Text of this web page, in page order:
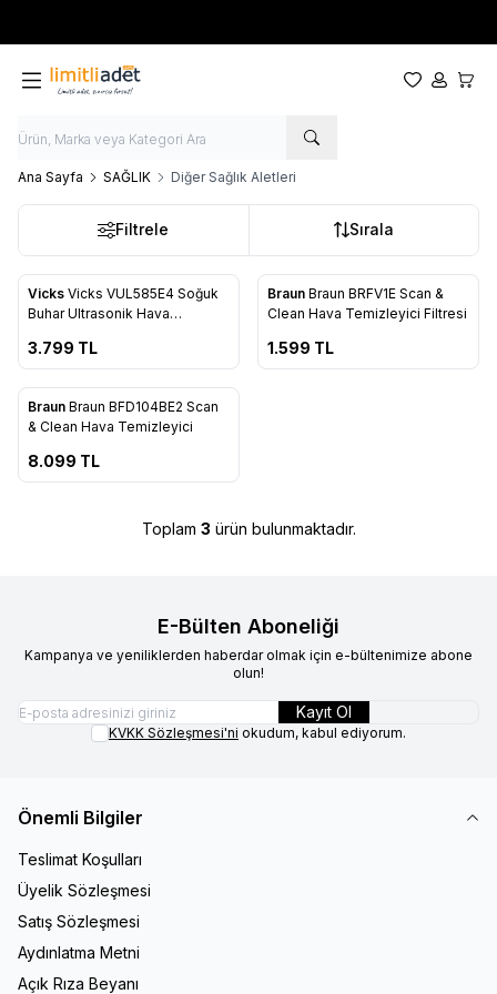
Favorilerim
Hesabım
Ana Sayfa SAĞLIK Diğer Sağlık Aletleri
Filtrele Sırala
Favorilere Ekle
Vicks Vicks VUL585E4 Soğuk
Buhar Ultrasonik Hava
3.799 TL
Favorilere Ekle
Tükendi
Braun Braun BRFV1E Scan &
Clean Hava Temizleyici Filtresi
1.599 TL
Favorilere Ekle
Braun Braun BFD104BE2 Scan
& Clean Hava Temizleyici
8.099 TL
Toplam 3 ürün bulunmaktadır.
E-Bülten Aboneliği
Kampanya ve yeniliklerden haberdar olmak için e-bültenimize abone
olun!
Kayıt Ol
KVKK Sözleşmesi'ni okudum, kabul ediyorum.
Önemli Bilgiler
Teslimat Koşulları
Üyelik Sözleşmesi
Satış Sözleşmesi
Aydınlatma Metni
Açık Rıza Beyanı